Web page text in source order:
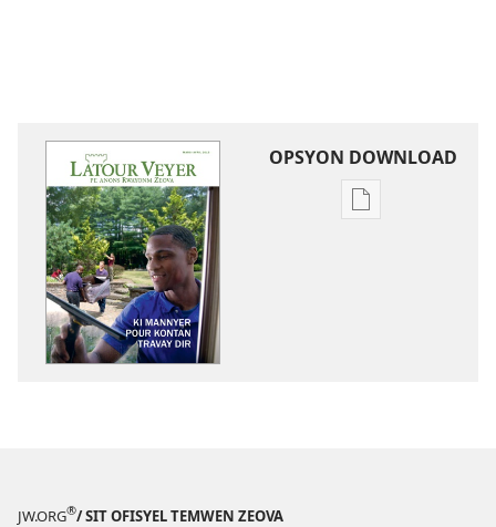
OPSYON DOWNLOAD
Opsyon
JW.ORG®/ SIT OFISYEL TEMWEN ZEOVA